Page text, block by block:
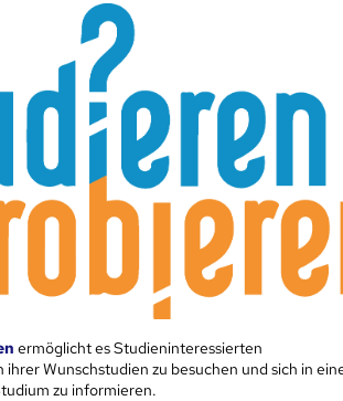
ermöglicht es Studieninteressierten
Wunschstudien zu besuchen und sich in
zu informieren.